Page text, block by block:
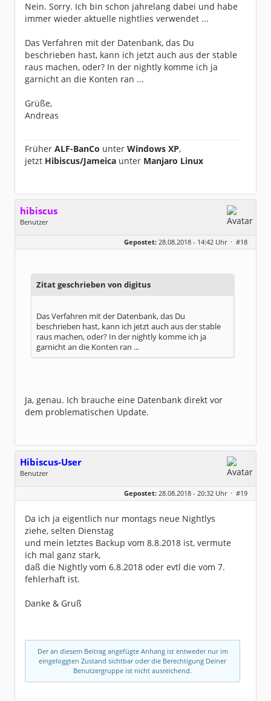
Nein. Sorry. Ich bin schon jahrelang dabei und habe
immer wieder aktuelle nightlies verwendet ...
Das Verfahren mit der Datenbank, das Du
beschrieben hast, kann ich jetzt auch aus der stable
raus machen, oder? In der nightly komme ich ja
garnicht an die Konten ran ...
Grüße,
Andreas
Früher ALF-BanCo unter Windows XP,
jetzt Hibiscus/Jameica unter Manjaro Linux
hibiscus
Benutzer
Homepage:
willuhn.de/
Gepostet: 28.08.2018 - 14:42 Uhr · #18
Zitat geschrieben von digitus
Das Verfahren mit der Datenbank, das Du
beschrieben hast, kann ich jetzt auch aus der stable
raus machen, oder? In der nightly komme ich ja
garnicht an die Konten ran ...
Ja, genau. Ich brauche eine Datenbank direkt vor
dem problematischen Update.
Hibiscus-User
Benutzer
Geschlecht:
keine Angabe
Dabei seit:
12 / 2006
Gepostet: 28.08.2018 - 20:32 Uhr · #19
Da ich ja eigentlich nur montags neue Nightlys
ziehe, selten Dienstag
und mein letztes Backup vom 8.8.2018 ist, vermute
ich mal ganz stark,
daß die Nightly vom 6.8.2018 oder evtl die vom 7.
fehlerhaft ist.
Danke & Gruß
Der an diesem Beitrag angefügte Anhang ist entweder nur im
eingeloggten Zustand sichtbar oder die Berechtigung Deiner
Benutzergruppe ist nicht ausreichend.